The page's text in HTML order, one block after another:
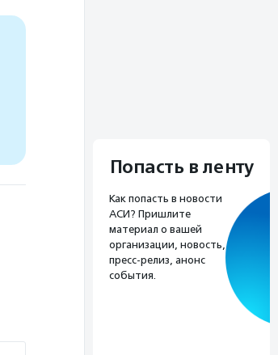
Попасть в ленту
Как попасть в новости
АСИ? Пришлите
материал о вашей
организации, новость,
пресс-релиз, анонс
события.